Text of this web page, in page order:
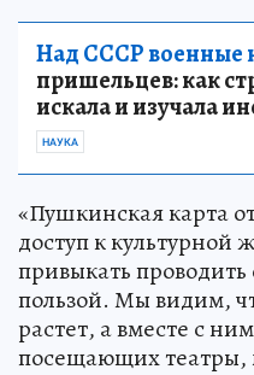
Над СССР военные
пришельцев: как
искала и изучала
НАУКА
«Пушкинская карта
доступ к культурной
привыкать
пользой. Мы видим,
растет, а вместе с
посещающих театры,